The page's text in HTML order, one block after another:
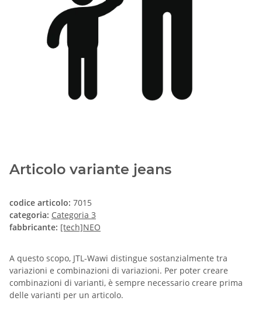
Articolo variante jeans
codice articolo: 7015
categoria: Categoria 3
fabbricante: [tech]NEO
A questo scopo, JTL-Wawi distingue sostanzialmente tra
variazioni e combinazioni di variazioni. Per poter creare
combinazioni di varianti, è sempre necessario creare prima
delle varianti per un articolo.